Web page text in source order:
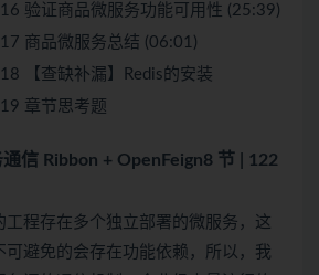
验证商品微服务功能可用性 (25:39)
商品微服务总结 (06:01)
【查缺补漏】Redis的安装
章节思考题
信 Ribbon + OpenFeign8 节 | 122
工程存在多个独立部署的微服务，这
可避免的会存在功能依赖，所以，我